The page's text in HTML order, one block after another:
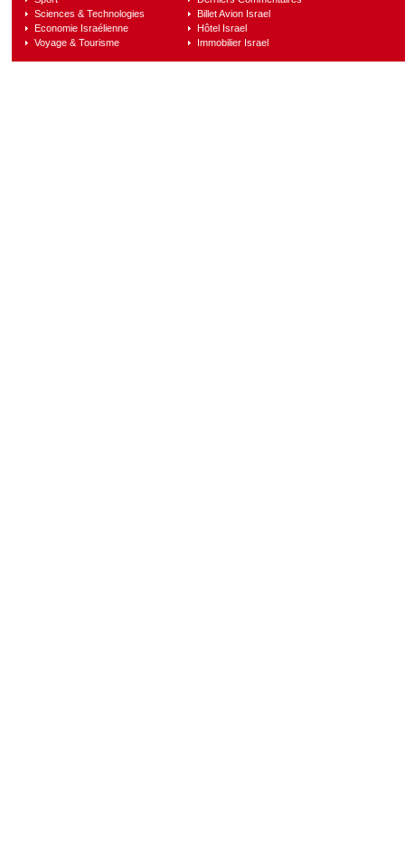
Sciences & Technologies
Economie Israélienne
Voyage & Tourisme
Billet Avion Israel
Hôtel Israel
Immobilier Israel